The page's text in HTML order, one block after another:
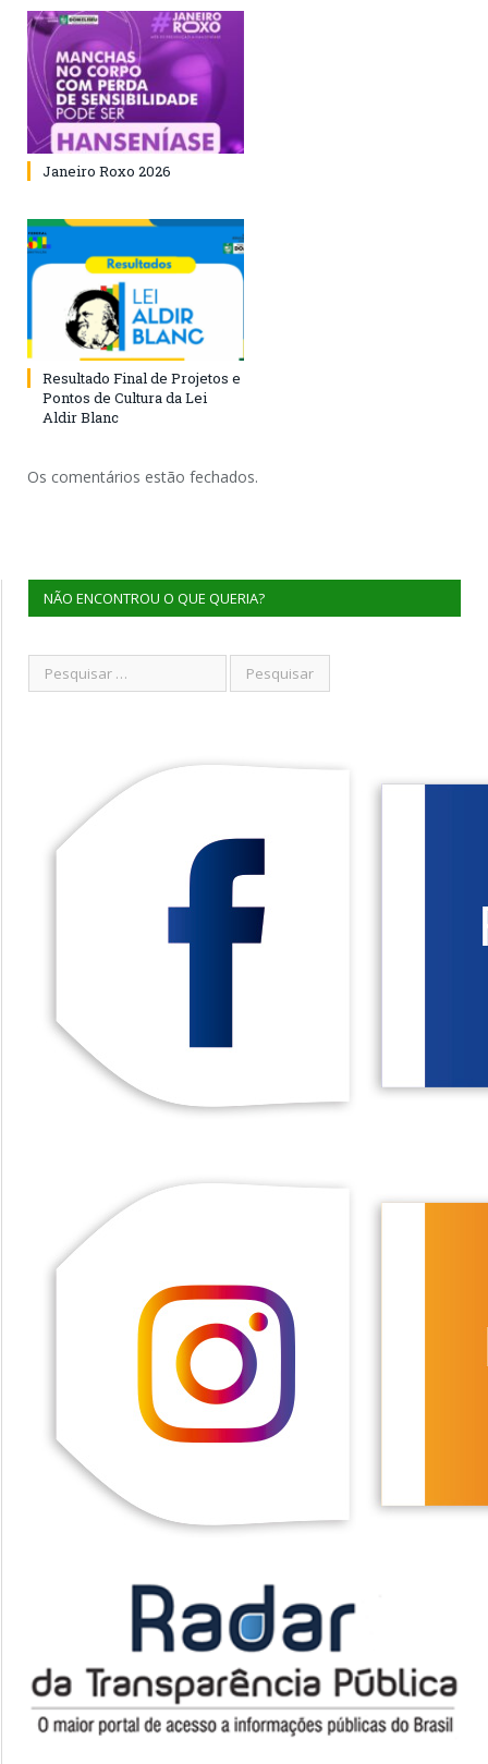
Janeiro Roxo 2026
Resultado Final de Projetos e
Pontos de Cultura da Lei
Aldir Blanc
Os comentários estão fechados.
NÃO ENCONTROU O QUE QUERIA?